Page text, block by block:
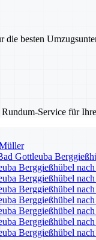
die besten
Service für
Gottleuba
Berggießhübel
Berggießhübel
Berggießhübel
Berggießhübel
Berggießhübel
Berggießhübel
Berggießhübel